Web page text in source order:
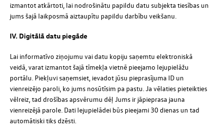
izmantot atkārtoti, lai nodrošinātu papildu datu subjekta tiesības un
jums šajā laikposmā aiztaupītu papildu darbību veikšanu.
IV. Digitālā datu piegāde
Lai informatīvo ziņojumu vai datu kopiju saņemtu elektroniskā
veidā, varat izmantot šajā tīmekļa vietnē pieejamo lejupielāžu
portālu. Piekļuvi saņemsiet, ievadot jūsu pieprasījuma ID un
vienreizējo paroli, ko jums nosūtīsim pa pastu. Ja vēlaties pieteikties
vēlreiz, tad drošības apsvērumu dēļ Jums ir jāpieprasa jauna
vienreizējā parole. Dati lejupielādei būs pieejami 30 dienas un tad
automātiski tiks dzēsti.